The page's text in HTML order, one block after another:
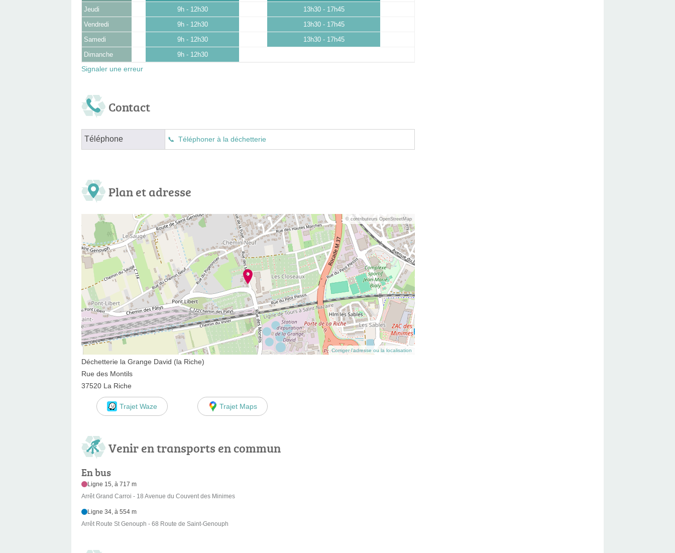
Jeudi 9h - 12h30 13h30 - 17h45
Vendredi 9h - 12h30 13h30 - 17h45
Samedi 9h - 12h30 13h30 - 17h45
Dimanche 9h - 12h30
Signaler une erreur
Contact
Téléphone Téléphoner à la déchetterie
Plan et adresse
© contributeurs OpenStreetMap
Corriger l’adresse ou la localisation
Déchetterie la Grange David (la Riche)
Rue des Montils
37520 La Riche
Trajet Waze Trajet Maps
Venir en transports en commun
En bus
Ligne 15, à 717 m
Arrêt Grand Carroi - 18 Avenue du Couvent des Minimes
Ligne 34, à 554 m
Arrêt Route St Genouph - 68 Route de Saint-Genouph